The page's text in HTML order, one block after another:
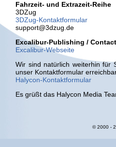
Fahrzeit- und Extrazeit-Reihe
3DZug
3DZug-Kontaktformular
support@3dzug.de
Excalibur-Publishing /
Excalibur-Webseite
Wir sind natürlich weiterhin für
unser Kontaktformular
Halycon-Kontaktformular
Es grüßt das Halycon Media
© 2000 -